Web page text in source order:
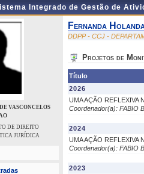
Integrado de Gestão de
VASCONCELOS
DE DIREITO
JURÍDICA
Fernanda
DDPP - CCJ -
Projetos de
Título
2026
UMA AÇÃO REFLEXIVA
Coordenador(a): FABIO
2024
UMA AÇÃO REFLEXIVA
Coordenador(a): FABIO
2023